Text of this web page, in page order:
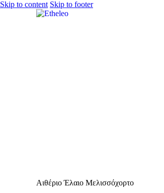
Skip to content Skip to footer
Αιθέριο Έλαιο Μελισσόχορτο